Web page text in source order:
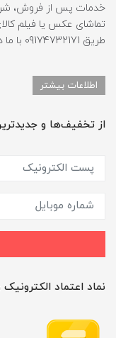
خدمات پس از فروش،
تماشای عکس یا فیلم
طریق 09174732171 با ما در تماس باشید).
اطلاعات بیشتر
از تخفیف‌ها و
نماد اعتماد